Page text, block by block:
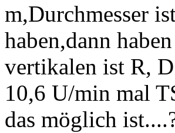
m,Durchmesser
haben,dann
vertikalen ist R,
10,6 U/min mal
das möglich